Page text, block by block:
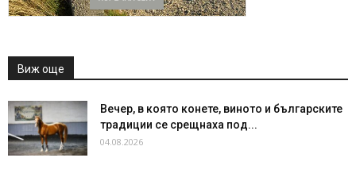
Виж още
Вечер, в която конете, виното и българските
традиции се срещнаха под...
04.08.2026